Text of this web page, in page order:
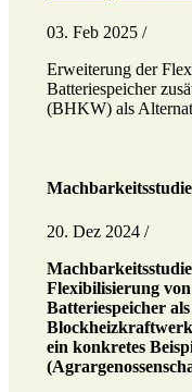
03. Feb 2025 /
Erweiterung der
Batteriespeicher
(BHKW) als
20. Dez 2024 /
Flexibilisierung
Batteriespeicher
ein konkretes